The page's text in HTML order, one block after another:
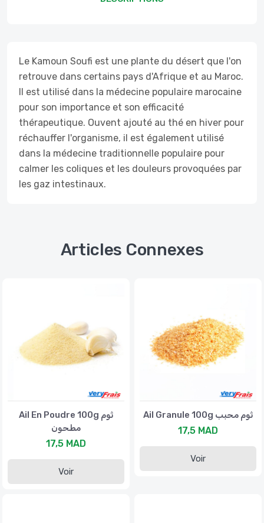
Le Kamoun Soufi est une plante du désert que l'on
retrouve dans certains pays d'Afrique et au Maroc.
Il est utilisé dans la médecine populaire marocaine
pour son importance et son efficacité
thérapeutique. Ouvent ajouté au thé en hiver pour
réchauffer l'organisme, il est également utilisé
dans la médecine traditionnelle populaire pour
calmer les coliques et les douleurs provoquées par
les gaz intestinaux.
Articles Connexes
Ail En Poudre 100g ثوم
مطحون
17,5 MAD
Voir
Ail Granule 100g ثوم محبب
17,5 MAD
Voir